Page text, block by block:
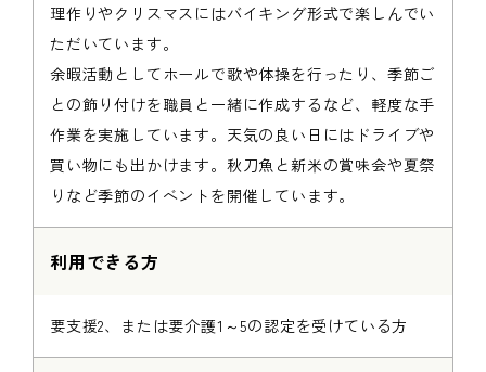
理作りやクリスマスにはバイキング形式で楽しんでい
ただいています。
余暇活動としてホールで歌や体操を行ったり、季節ご
との飾り付けを職員と一緒に作成するなど、軽度な手
作業を実施しています。天気の良い日にはドライブや
買い物にも出かけます。秋刀魚と新米の賞味会や夏祭
りなど季節のイベントを開催しています。
利用できる方
要支援2、または要介護1～5の認定を受けている方